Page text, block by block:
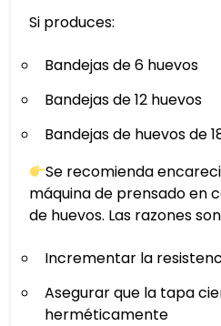
Si produces:
Bandejas de 6 huevos
Bandejas de 12 huevos
Bandejas de huevos de
Se recomienda
máquina de prensado en
de huevos. Las razones
Incrementar la
Asegurar que la tapa
herméticamente